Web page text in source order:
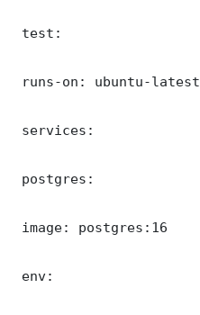
test:
runs-on: ubuntu-latest
services:
postgres:
image: postgres:16
env: